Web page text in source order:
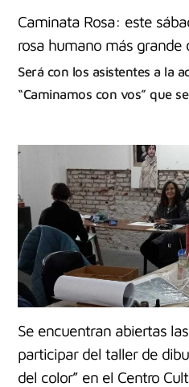
Caminata Rosa: este
rosa humano más grande
Será con los asistentes a la
“Caminamos con vos” que
Se encuentran abiertas
participar del taller de
del color” en el Centro